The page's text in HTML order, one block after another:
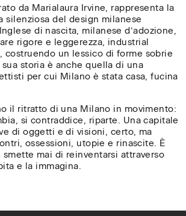
da Marialaura Irvine, rappresenta la
silenziosa del design milanese
di nascita, milanese d’adozione,
rigore e leggerezza, industrial
costruendo un lessico di forme sobrie
storia è anche quella di una
per cui Milano è stata casa, fucina
il ritratto di una Milano in movimento:
si contraddice, riparte. Una capitale
di oggetti e di visioni, certo, ma
ossessioni, utopie e rinascite. È
mai di reinventarsi attraverso
e la immagina.